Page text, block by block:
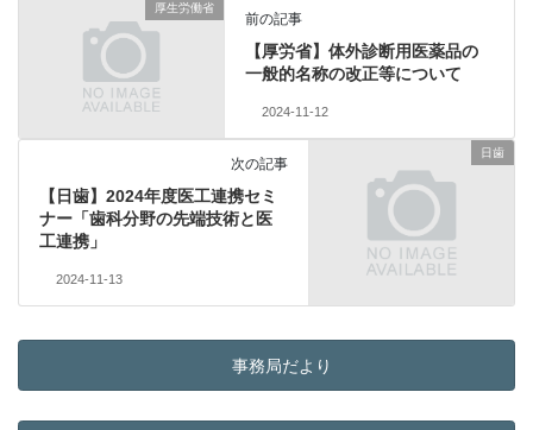
厚生労働省
前の記事
【厚労省】体外診断用医薬品の
一般的名称の改正等について
2024-11-12
日歯
次の記事
【日歯】2024年度医工連携セミ
ナー「歯科分野の先端技術と医
工連携」
2024-11-13
事務局だより